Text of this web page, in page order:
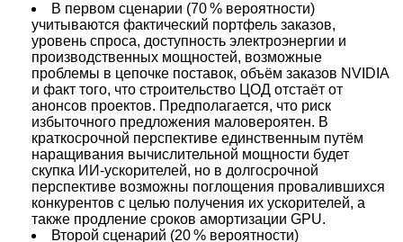
В первом сценарии (70 % вероятности)
учитываются фактический портфель заказов,
уровень спроса, доступность электроэнергии и
производственных мощностей, возможные
проблемы в цепочке поставок, объём заказов NVIDIA
и факт того, что строительство ЦОД отстаёт от
анонсов проектов. Предполагается, что риск
избыточного предложения маловероятен. В
краткосрочной перспективе единственным путём
наращивания вычислительной мощности будет
скупка ИИ-ускорителей, но в долгосрочной
перспективе возможны поглощения провалившихся
конкурентов с целью получения их ускорителей, а
также продление сроков амортизации GPU.
Второй сценарий (20 % вероятности)